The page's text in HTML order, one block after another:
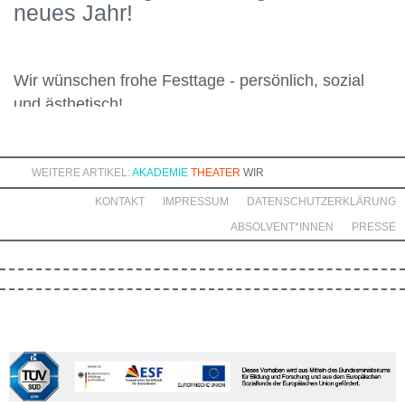
Dozierenden viel Freude bei ihren Modulen sowie eine ebenso
neues Jahr!
Wir wünschen frohe Festtage - persönlich, sozial
und ästhetisch!
WEITERE ARTIKEL: AKADEMIE THEATER WIR
DATENSCHUTZERKLÄRUNG
IMPRESSUM
KONTAKT
PRESSE
ABSOLVENT*INNEN